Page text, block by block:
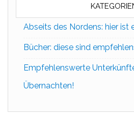
Abseits des Nordens: hier ist
Bücher: diese sind
Empfehlenswerte
Übernachten!